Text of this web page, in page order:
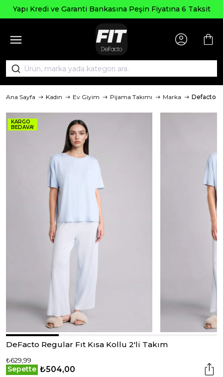
Yapı Kredi ve Garanti Bankasına Peşin Fiyatına 6 Taksit
Ana Sayfa Kadın Ev Giyim Pijama Takımı Marka Defacto
KARGO
BEDAVA!
DeFacto Regular Fıt Kısa Kollu 2'li Takım
₺629,99
Sepette ₺504,00